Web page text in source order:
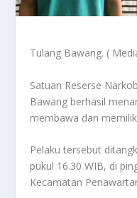
Tulang Bawang. (
Satuan Reserse
Bawang berhasil
membawa dan
Pelaku tersebut
pukul 16.30 WIB, di
Kecamatan